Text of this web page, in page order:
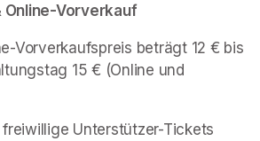
Vorverkauf
Vorverkaufspreis beträgt 12 € bis
15 € (Online und
Unterstützer-Tickets